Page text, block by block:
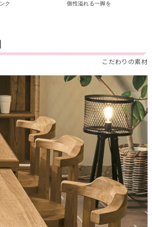
ク
個性溢れる一脚を
こだわりの素材